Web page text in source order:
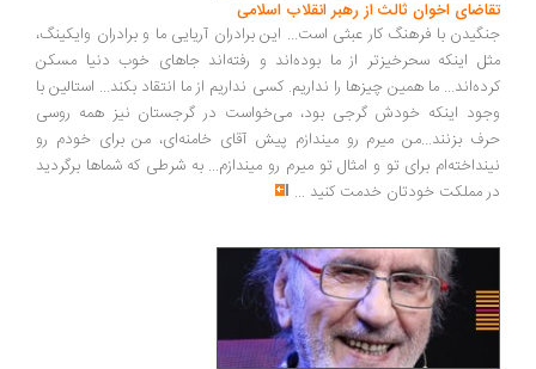
اخوان ثالث از رهبر انقلاب اسلامی
با فرهنگ کار عبثی است... این برادران آریایی ما و برادران وایکینگ،
اینکه سحرخیزتر از ما بوده‌اند و رفته‌اند جاهای خوب دنیا مسکن
ما همین چیزها را نداریم. کسی نداریم از ما انتقاد بکند... استالین با
اینکه خودش گرجی بود، می‌خواست در گرجستان نیز همه روسی
بزنند...من میرم رو میندازم پیش آقای خامنه‌ای، من برای خودم رو
برای تو و امثال تو میرم رو میندازم... به شرطی که شماها برگردید
مملکت خودتان خدمت کنید...